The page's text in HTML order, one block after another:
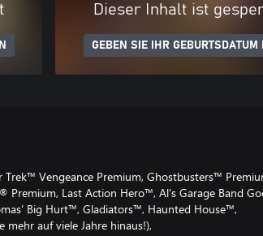
Dieser Inhalt ist
GEBEN SIE IHR GEBURTSDATUM
Trek™ Vengeance Premium, Ghostbusters™
Last Action Hero™, Al's Garage Band
Big Hurt™, Gladiators™, Haunted House™,
auf viele Jahre hinaus!),